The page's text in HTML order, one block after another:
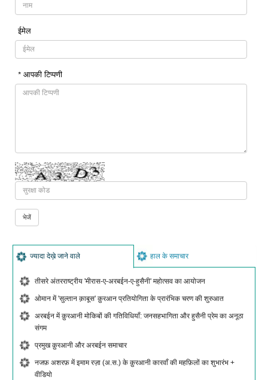
ईमेल
* आपकी टिप्पणी
ज्यादा देख़े जाने वाले हाल के समाचार
तीसरे अंतरराष्ट्रीय 'मीरास-ए-अरबईन-ए-हुसैनी' महोत्सव का आयोजन
ओमान में 'सुल्तान क़ाबूस' क़ुरआन प्रतियोगिता के प्रारंभिक चरण की शुरुआत
अरबईन में क़ुरआनी मोकिबों की गतिविधियाँ: जनसहभागिता और हुसैनी प्रेम का अनूठा
संगम
प्रमुख क़ुरआनी और अरबईन समाचार
नजफ़ अशरफ़ में इमाम रज़ा (अ.स.) के क़ुरआनी कारवाँ की महफ़िलों का शुभारंभ +
वीडियो